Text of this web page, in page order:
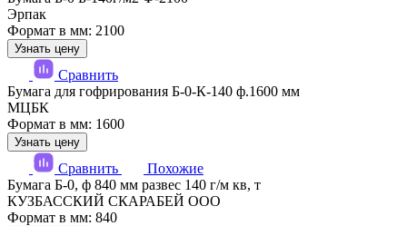
Эрпак
Формат в мм: 2100
Узнать цену
Сравнить
Бумага для гофрирования Б-0-К-140 ф.1600 мм
МЦБК
Формат в мм: 1600
Узнать цену
Сравнить
Похожие
Бумага Б-0, ф 840 мм развес 140 г/м кв, т
КУЗБАССКИЙ СКАРАБЕЙ ООО
Формат в мм: 840